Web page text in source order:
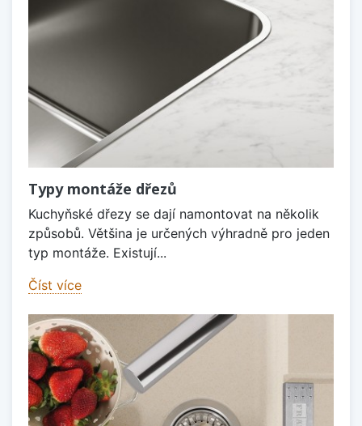
Typy montáže dřezů
Kuchyňské dřezy se dají namontovat na několik
způsobů. Většina je určených výhradně pro jeden
typ montáže. Existují...
Číst více